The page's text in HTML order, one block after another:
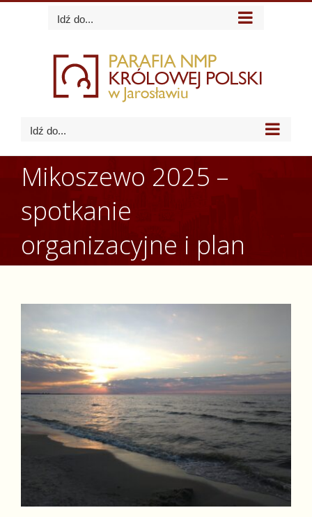
Idź do...
Idź do...
Mikoszewo 2025 –
spotkanie
organizacyjne i plan